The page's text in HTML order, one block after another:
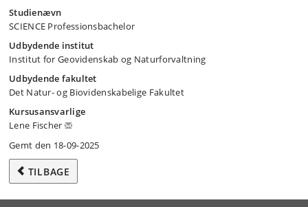
Studienævn
SCIENCE Professionsbachelor
Udbydende institut
Institut for Geovidenskab og Naturforvaltning
Udbydende fakultet
Det Natur- og Biovidenskabelige Fakultet
Kursusansvarlige
Lene Fischer
Gemt den 18-09-2025
TILBAGE